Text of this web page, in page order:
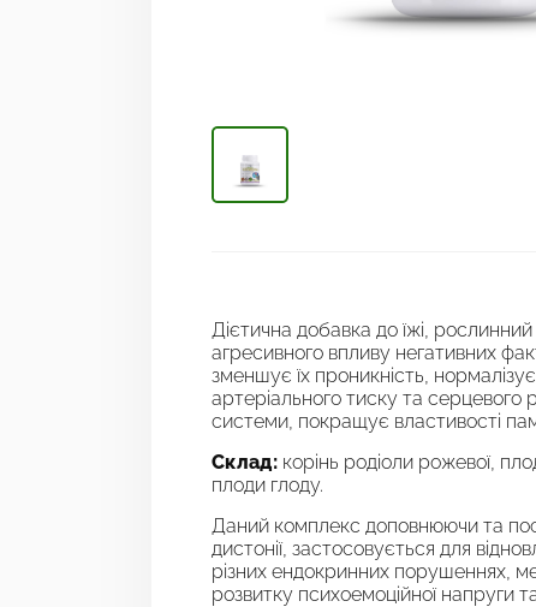
Дієтична добавка до їжі,
агресивного впливу негативних
зменшує їх проникність,
артеріального тиску та
системи, покращує властивості
Склад: корінь родіоли рожевої,
плоди глоду.
Даний комплекс доповнюючи та
дистонії, застосовується для
різних ендокринних порушеннях,
розвитку психоемоційної напруги